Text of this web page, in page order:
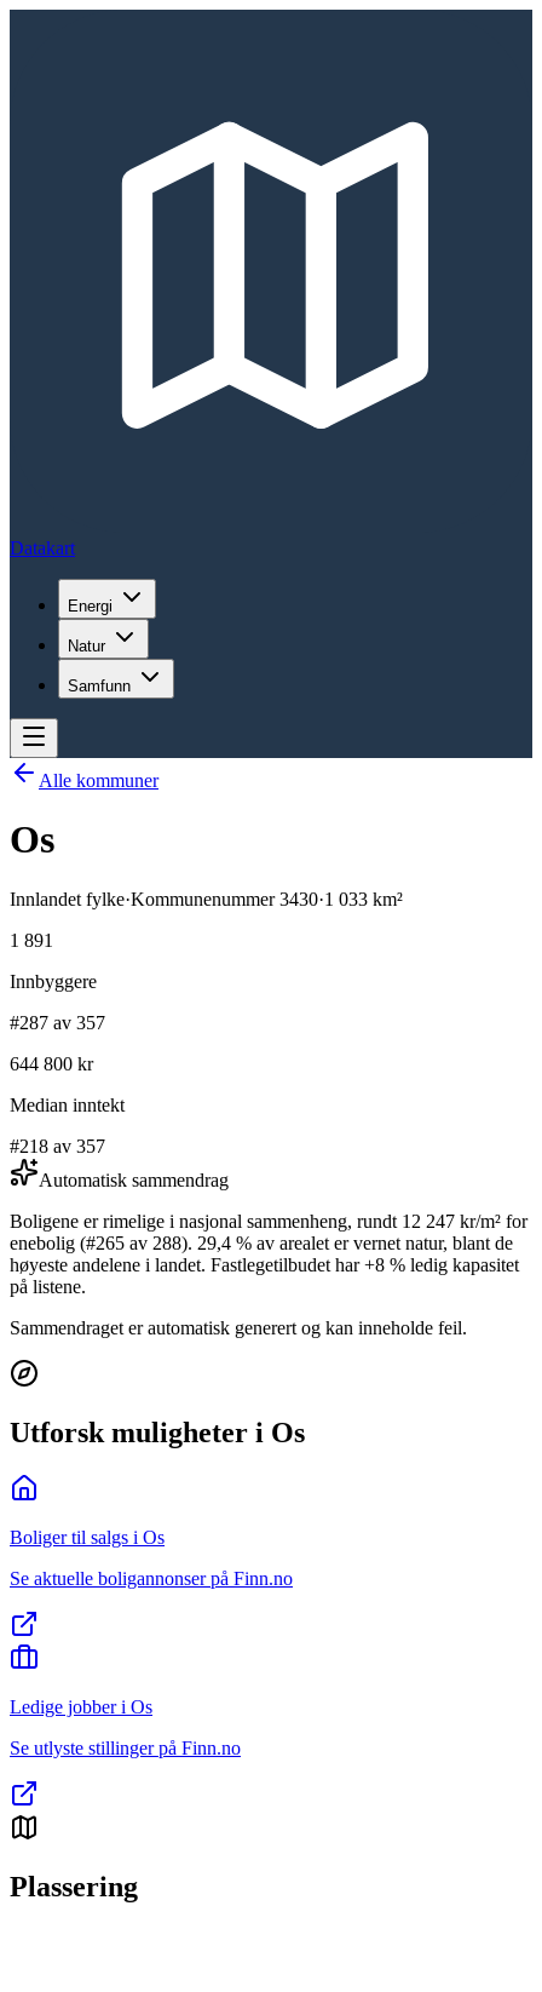
Datakart
Energi
Natur
Samfunn
Alle kommuner
Os
Innlandet fylke·Kommunenummer3430·1 033 km²
1 891
Innbyggere
#287 av 357
644 800 kr
Median inntekt
#218 av 357
Automatisk sammendrag
Boligene er rimelige i nasjonal sammenheng, rundt 12 247 kr/m² for
enebolig (#265 av 288). 29,4 % av arealet er vernet natur, blant de
høyeste andelene i landet. Fastlegetilbudet har +8 % ledig kapasitet
på listene.
Sammendraget er automatisk generert og kan inneholde feil.
Utforsk muligheter i Os
Boliger til salgs i Os
Se aktuelle boligannonser på Finn.no
Ledige jobber i Os
Se utlyste stillinger på Finn.no
Plassering